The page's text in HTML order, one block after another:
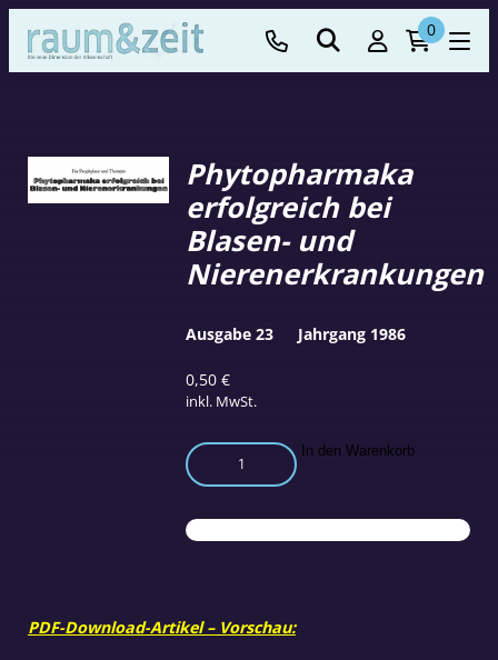
0
Phytopharmaka
erfolgreich bei
Blasen- und
Nierenerkrankungen
0,50€
inkl. MwSt.
Phytopharmaka
erfolgreich
Blasen-
und
In den Warenkorb
Ausgabe 23 Jahrgang 1986
PDF-Download-Artikel – Vorschau: